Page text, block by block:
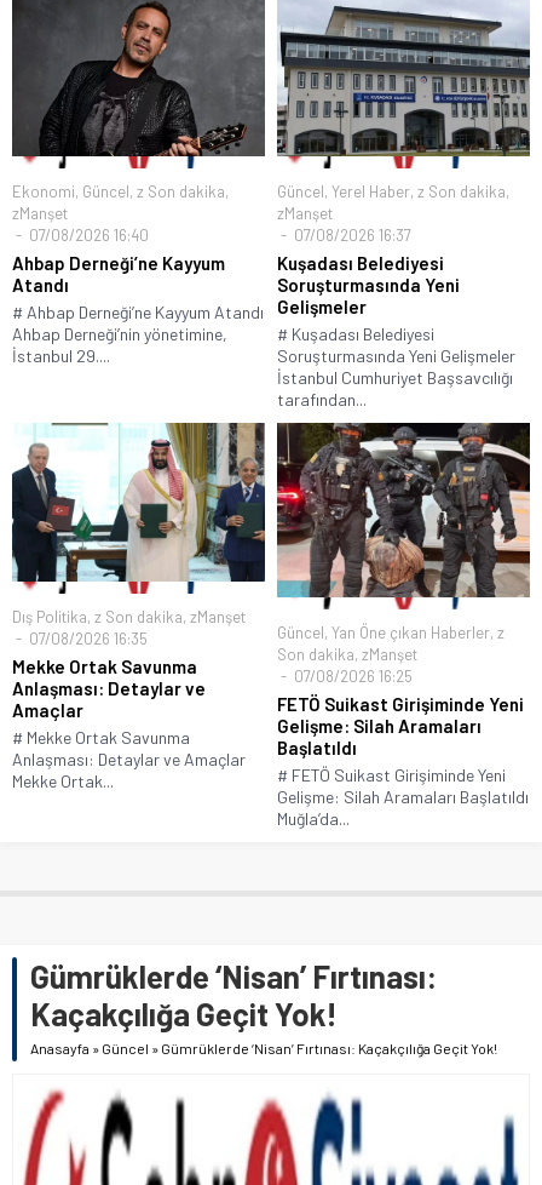
Ekonomi, Güncel, z Son dakika,
zManşet
07/08/2026 16:40
Ahbap Derneği’ne Kayyum
Atandı
# Ahbap Derneği’ne Kayyum Atandı
Ahbap Derneği’nin yönetimine,
İstanbul 29....
Güncel, Yerel Haber, z Son dakika,
zManşet
07/08/2026 16:37
Kuşadası Belediyesi
Soruşturmasında Yeni
Gelişmeler
# Kuşadası Belediyesi
Soruşturmasında Yeni Gelişmeler
İstanbul Cumhuriyet Başsavcılığı
tarafından...
Dış Politika, z Son dakika, zManşet
07/08/2026 16:35
Mekke Ortak Savunma
Anlaşması: Detaylar ve
Amaçlar
# Mekke Ortak Savunma
Anlaşması: Detaylar ve Amaçlar
Mekke Ortak...
Güncel, Yan Öne çıkan Haberler, z
Son dakika, zManşet
07/08/2026 16:25
FETÖ Suikast Girişiminde Yeni
Gelişme: Silah Aramaları
Başlatıldı
# FETÖ Suikast Girişiminde Yeni
Gelişme: Silah Aramaları Başlatıldı
Muğla’da...
Gümrüklerde ‘Nisan’ Fırtınası:
Kaçakçılığa Geçit Yok!
Anasayfa » Güncel » Gümrüklerde ‘Nisan’ Fırtınası: Kaçakçılığa Geçit Yok!